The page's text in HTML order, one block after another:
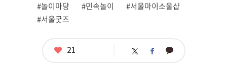
#놀이마당
#민속놀이
#서울마이소울샵
#서울굿즈
좋
21 트 페 카